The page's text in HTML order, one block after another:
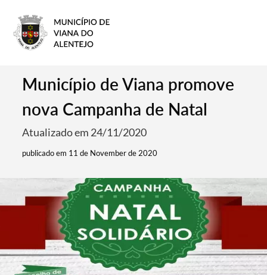
Município de Viana promove
nova Campanha de Natal
Atualizado em 24/11/2020
publicado em 11 de November de 2020